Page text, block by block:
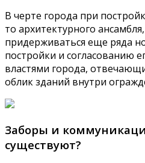
В черте города при
то архитектурного
придерживаться еще ряда
постройки и согласованию
властями города,
облик зданий внутри
Заборы и
существуют?